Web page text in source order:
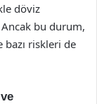
döviz
bu durum,
riskleri de